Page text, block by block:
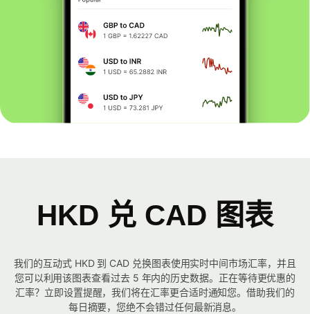
HKD 兑 CAD 图表
我们的互动式 HKD 到 CAD 兑换图表使用实时中间市场汇率，并且
您可以利用该图表查看过去 5 年内的历史数据。正在等待更优惠的
汇率？立即设置提醒，我们将在汇率更合适时通知您。借助我们的
每日摘要，您绝不会错过任何最新消息。